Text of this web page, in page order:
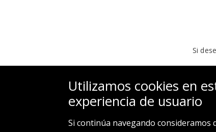
Si
Utilizamos cookies en
experiencia de usuario
Si continúa navegando consideramos